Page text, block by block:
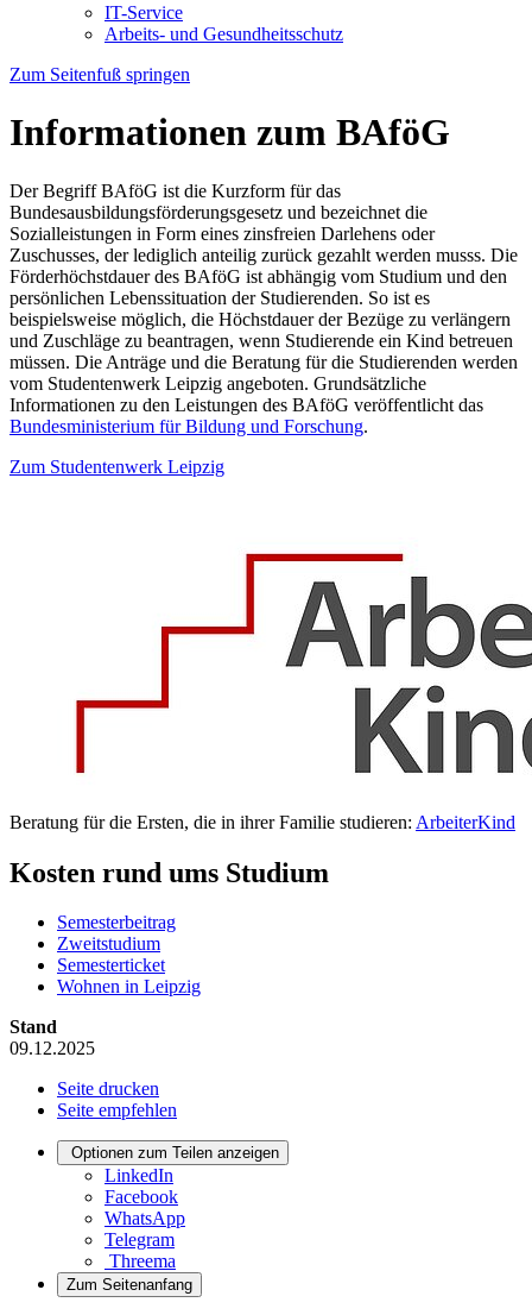
IT-Service
Arbeits- und Gesundheitsschutz
Zum Seitenfuß springen
Informationen zum BAföG
Der Begriff BAföG ist die Kurzform für das
Bundesausbildungsförderungsgesetz und bezeichnet die
Sozialleistungen in Form eines zinsfreien Darlehens oder
Zuschusses, der lediglich anteilig zurück gezahlt werden musss. Die
Förderhöchstdauer des BAföG ist abhängig vom Studium und den
persönlichen Lebenssituation der Studierenden. So ist es
beispielsweise möglich, die Höchstdauer der Bezüge zu verlängern
und Zuschläge zu beantragen, wenn Studierende ein Kind betreuen
müssen. Die Anträge und die Beratung für die Studierenden werden
vom Studentenwerk Leipzig angeboten. Grundsätzliche
Informationen zu den Leistungen des BAföG veröffentlicht das
Bundesministerium für Bildung und Forschung.
Zum Studentenwerk Leipzig
Beratung für die Ersten, die in ihrer Familie studieren: ArbeiterKind
Kosten rund ums Studium
Semesterbeitrag
Zweitstudium
Semesterticket
Wohnen in Leipzig
Stand
09.12.2025
Seite drucken
Seite empfehlen
Optionen zum Teilen anzeigen
LinkedIn
Facebook
WhatsApp
Telegram
Threema
Zum Seitenanfang